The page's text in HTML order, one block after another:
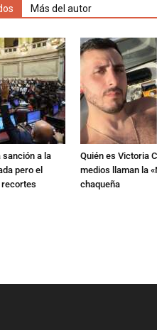
Más del autor
sanción a la
pero el
Quién es Victoria
medios llaman la
chaqueña